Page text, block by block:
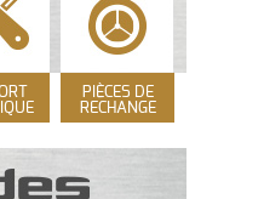
PIÈCES DE
RECHANGE